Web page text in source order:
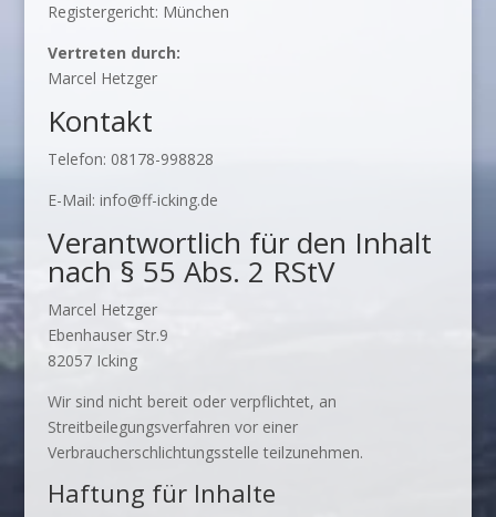
Registergericht: München
Vertreten durch:
Marcel Hetzger
Kontakt
Telefon: 08178-998828
E-Mail: info@ff-icking.de
Verantwortlich für den Inhalt
nach § 55 Abs. 2 RStV
Marcel Hetzger
Ebenhauser Str.9
82057 Icking
Wir sind nicht bereit oder verpflichtet, an
Streitbeilegungsverfahren vor einer
Verbraucherschlichtungsstelle teilzunehmen.
Haftung für Inhalte